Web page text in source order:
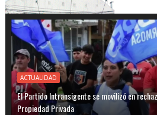
ACTUALIDAD
El Partido Intransigente se movilizó en
Propiedad Privada